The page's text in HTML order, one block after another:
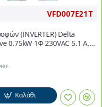
VFD007E21T
(INVERTER) Delta
0.75kW 1Φ 230VAC 5.1 A,
Καλάθι